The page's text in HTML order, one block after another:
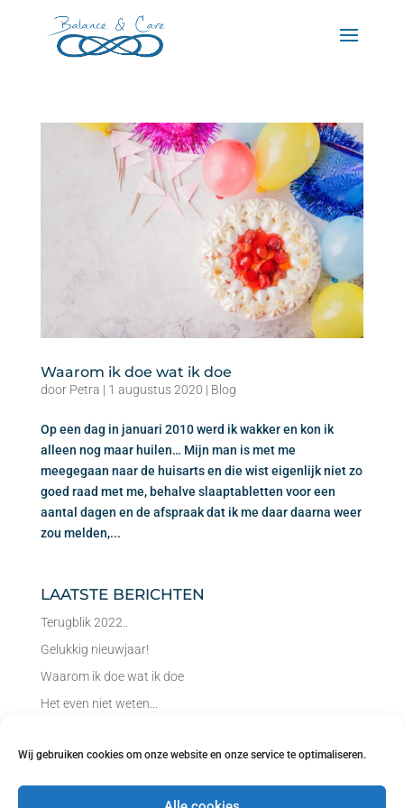
Wij gebruiken cookies om onze website en onze service te optimaliseren.
Waarom ik doe wat ik doe
door Petra | 1 augustus 2020 | Blog
Op een dag in januari 2010 werd ik wakker en kon ik
alleen nog maar huilen… Mijn man is met me
meegegaan naar de huisarts en die wist eigenlijk niet zo
goed raad met me, behalve slaaptabletten voor een
aantal dagen en de afspraak dat ik me daar daarna weer
zou melden,...
Laatste berichten
Terugblik 2022..
Gelukkig nieuwjaar!
Waarom ik doe wat ik doe
Het even niet weten…
Herfst… tijd om los te laten!
Tijd voor reflectie…